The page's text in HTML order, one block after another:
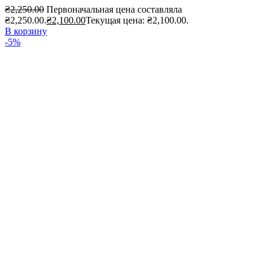
₴2,250.00 Первоначальная цена составляла
₴2,250.00.₴2,100.00Текущая цена: ₴2,100.00.
В корзину
-5%